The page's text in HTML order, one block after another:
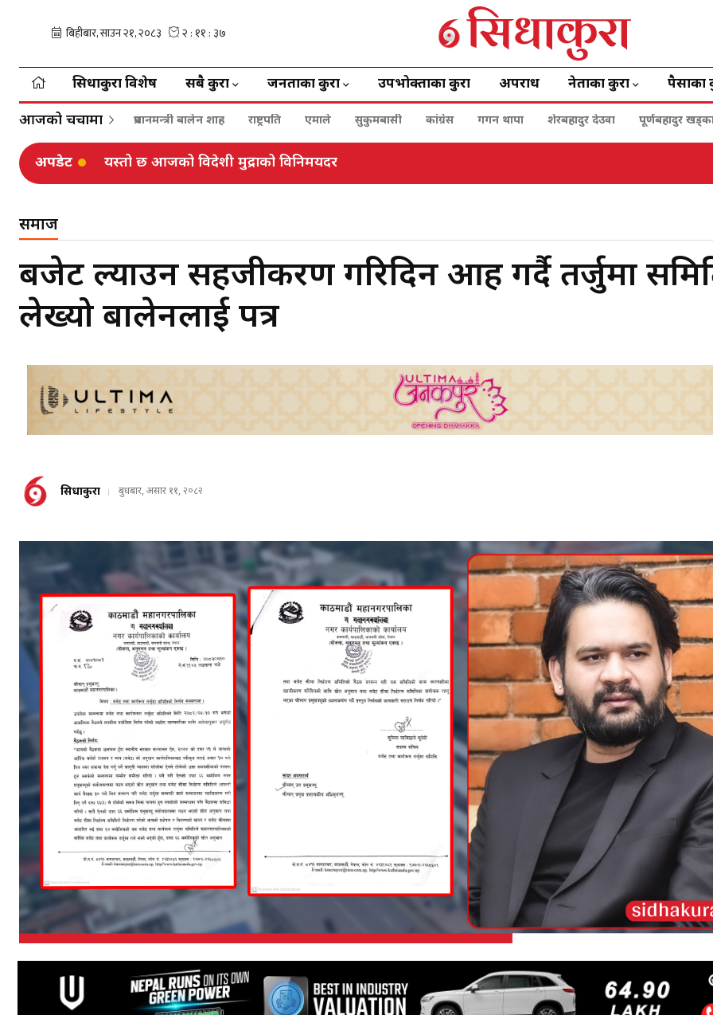
सिधाकुरा विशेष सबै कुरा जनताका कुरा उपभोक्ताका कुरा अपराध नेताका कुरा पैसाका
आजको चर्चामा प्रधानमन्त्री बालेन शाह राष्ट्रपति एमाले सुकुमबासी कांग्रेस गगन थापा शेरबहादुर देउवा पूर्णबहादुर
अपडेट यस्तो छ आजको विदेशी मुद्राको विनिमयदर
समाज
बजेट ल्याउन सहजीकरण गरिदिन आग्रह गर्दै तर्जुमा
लेख्यो बालेनलाई पत्र
सिधाकुरा बुधबार, असार ११, २०८२